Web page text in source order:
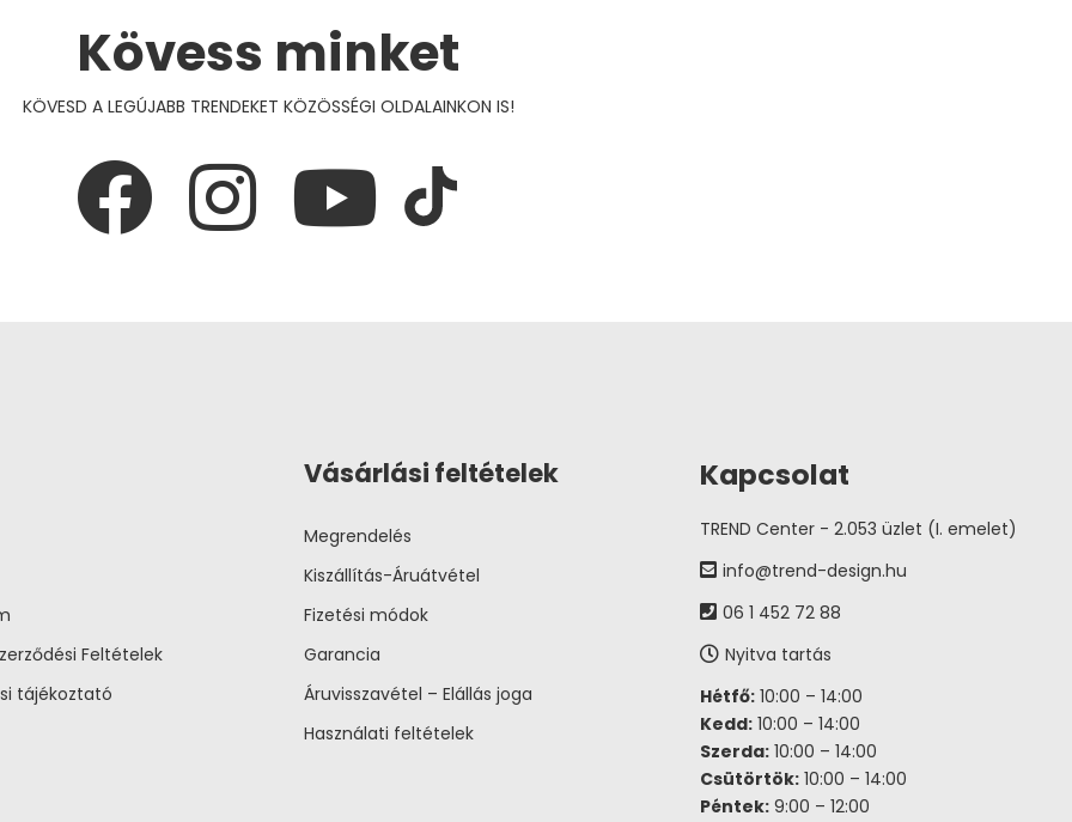
Kövess minket
KÖVESD A LEGÚJABB TRENDEKET KÖZÖSSÉGI OLDALAINKON IS!
Feltételek
tájékoztató
Vásárlási feltételek
Megrendelés
Kiszállítás-Áruátvétel
Fizetési módok
Garancia
Áruvisszavétel – Elállás joga
Használati feltételek
Kapcsolat
TREND Center - 2.053 üzlet (I. emelet)
info@trend-design.hu
06 1 452 72 88
Nyitva tartás
Hétfő: 10:00 – 14:00
Kedd: 10:00 – 14:00
Szerda: 10:00 – 14:00
Csütörtök: 10:00 – 14:00
Péntek: 9:00 – 12:00